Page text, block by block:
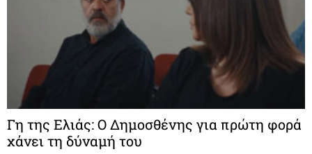
Γη της Ελιάς: Ο Δημοσθένης για πρώτη φορά
χάνει τη δύναμή του